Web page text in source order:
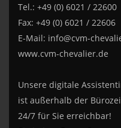
Tel.: +49 (0) 6021 / 22600
Fax: +49 (0) 6021 / 22606
E-Mail: info@cvm-
www.cvm-chevalier.de
Unsere digitale
ist außerhalb der
24/7 für Sie erreichbar!